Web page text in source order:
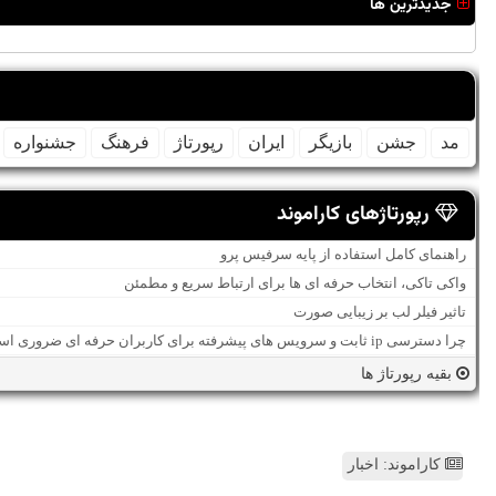
جدیدترین ها
مد جشن بازیگر ایران رپورتاژ فرهنگ جشنواره
رپورتاژهای کاراموند
راهنمای کامل استفاده از پایه سرفیس پرو
واکی تاکی، انتخاب حرفه ای ها برای ارتباط سریع و مطمئن
تاثیر فیلر لب بر زیبایی صورت
چرا دسترسی ip ثابت و سرویس های پیشرفته برای کاربران حرفه ای ضروری است؟
بقیه رپورتاژ ها
کاراموند: اخبار